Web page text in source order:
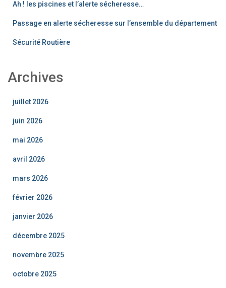
Ah ! les piscines et l’alerte sécheresse…
Passage en alerte sécheresse sur l’ensemble du département
Sécurité Routière
Archives
juillet 2026
juin 2026
mai 2026
avril 2026
mars 2026
février 2026
janvier 2026
décembre 2025
novembre 2025
octobre 2025